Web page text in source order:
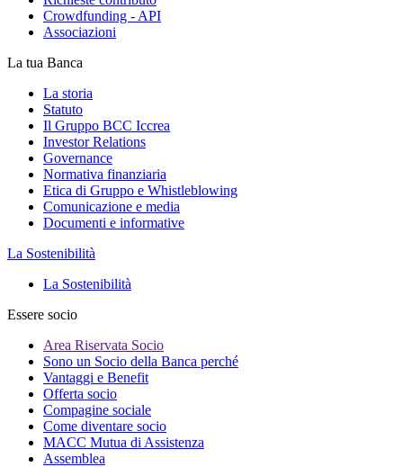
Crowdfunding - API
Associazioni
La tua Banca
La storia
Statuto
Il Gruppo BCC Iccrea
Investor Relations
Governance
Normativa finanziaria
Etica di Gruppo e Whistleblowing
Comunicazione e media
Documenti e informative
La Sostenibilità
La Sostenibilità
Essere socio
Area Riservata Socio
Sono un Socio della Banca perché
Vantaggi e Benefit
Offerta socio
Compagine sociale
Come diventare socio
MACC Mutua di Assistenza
Assemblea